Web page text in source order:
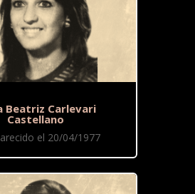
Beatriz Carlevari
Castellano
el 20/04/1977